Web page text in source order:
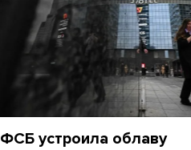
ФСБ устроила облаву